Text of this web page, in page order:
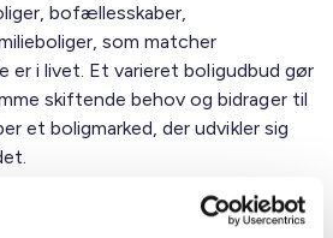
bofællesskaber,
som matcher
er i livet. Et varieret boligudbud gør
skiftende behov og bidrager til
et boligmarked, der udvikler sig
boliger i kommunen